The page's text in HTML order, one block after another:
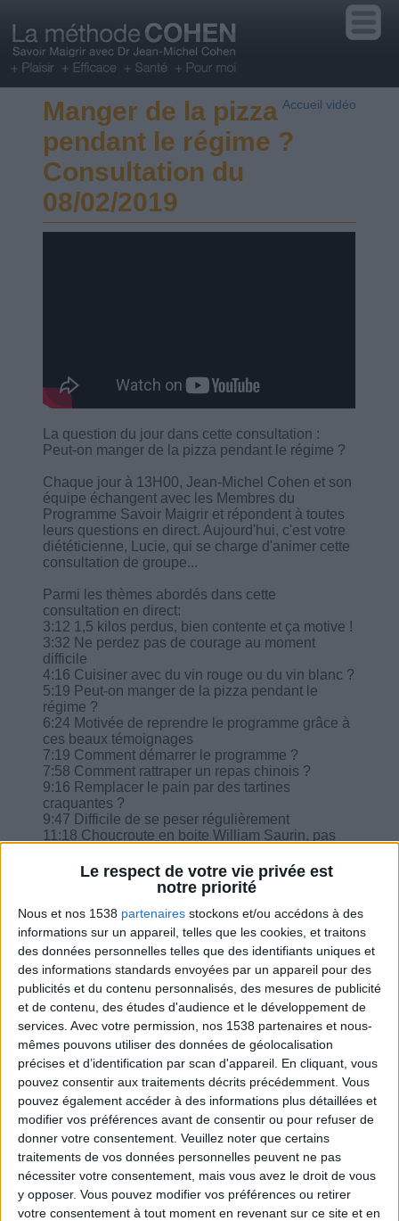
Le respect de votre vie privée est
notre priorité
Nous et nos 1538 partenaires stockons et/ou accédons à des
informations sur un appareil, telles que les cookies, et traitons
des données personnelles telles que des identifiants uniques et
des informations standards envoyées par un appareil pour des
publicités et du contenu personnalisés, des mesures de publicité
et de contenu, des études d'audience et le développement de
services. Avec votre permission, nos 1538 partenaires et nous-
mêmes pouvons utiliser des données de géolocalisation
précises et d’identification par scan d'appareil. En cliquant, vous
pouvez consentir aux traitements décrits précédemment. Vous
pouvez également accéder à des informations plus détaillées et
modifier vos préférences avant de consentir ou pour refuser de
donner votre consentement. Veuillez noter que certains
traitements de vos données personnelles peuvent ne pas
nécessiter votre consentement, mais vous avez le droit de vous
y opposer. Vous pouvez modifier vos préférences ou retirer
votre consentement à tout moment en revenant sur ce site et en
Accueil vidéo
Manger de la pizza
pendant le régime ?
Consultation du
08/02/2019
La question du jour dans cette consultation :
Peut-on manger de la pizza pendant le régime ?
Chaque jour à 13H00, Jean-Michel Cohen et son
équipe échangent avec les Membres du
Programme Savoir Maigrir et répondent à toutes
leurs questions en direct. Aujourd'hui, c'est votre
diététicienne, Lucie, qui se charge d'animer cette
consultation de groupe...
Parmi les thèmes abordés dans cette
consultation en direct:
3:12 1,5 kilos perdus, bien contente et ça motive !
3:32 Ne perdez pas de courage au moment
difficile
4:16 Cuisiner avec du vin rouge ou du vin blanc ?
5:19 Peut-on manger de la pizza pendant le
régime ?
6:24 Motivée de reprendre le programme grâce à
ces beaux témoignages
7:19 Comment démarrer le programme ?
7:58 Comment rattraper un repas chinois ?
9:16 Remplacer le pain par des tartines
craquantes ?
9:47 Difficile de se peser régulièrement
11:18 Choucroute en boite William Saurin, pas
12:14 Je n'ai fait aucun écart mais je repris 500
Combien de kilos souhaitez-vous perdre ?
Moins de
5 kilos
De 5 à 10
kilos
Plus de
10 kilos
Webinaires en direct Voir tout
Chaque semaine, posez vos questions en live
en participant à des vidéo-conférences avec
Jean-Michel et les diététiciennes du
programme.